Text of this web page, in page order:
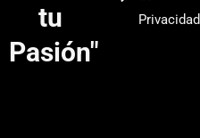
tu
Pasión"
Privacidad